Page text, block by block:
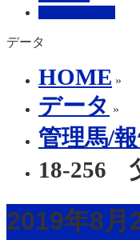
データ
HOME »
データ »
管理馬/
18-256
2019年8